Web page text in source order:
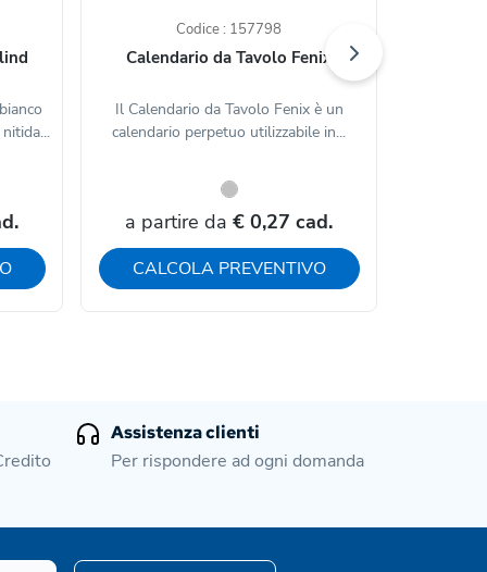
Codice : 157798
Calendario da Tavolo Fenix
Il Calendario da Tavolo Fenix è un
calendario perpetuo utilizzabile in...
a partire da € 0,27 cad.
CALCOLA PREVENTIVO
Assistenza clienti
Per rispondere ad ogni domanda